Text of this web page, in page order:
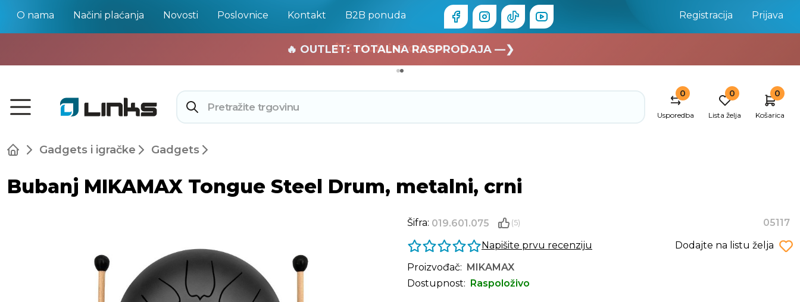
O nama Načini plaćanja Novosti Poslovnice Kontakt B2B ponuda Registracija Prijava
🏄 Zaslužuješ odmor —❯
🔥 OUTLET: TOTALNA RASPRODAJA —❯
0
Usporedba
0
Lista želja
0
Košarica
Gadgets i igračke Gadgets
Bubanj MIKAMAX Tongue Steel Drum, metalni, crni
Šifra: 019.601.075 (5)
05117
Napišite prvu recenziju
Dodajte na listu želja
Proizvođač: MIKAMAX
Dostupnost: Raspoloživo